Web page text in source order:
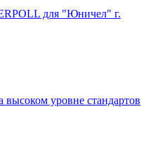
для "Юничел" г.
уровне стандартов